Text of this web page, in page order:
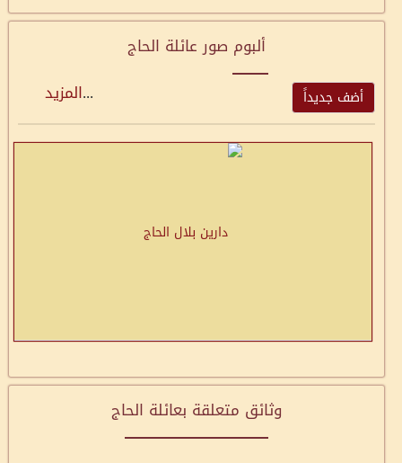
ألبوم صور عائلة الحاج
أضف جديداً ...المزيد
وثائق متعلقة بعائلة الحاج